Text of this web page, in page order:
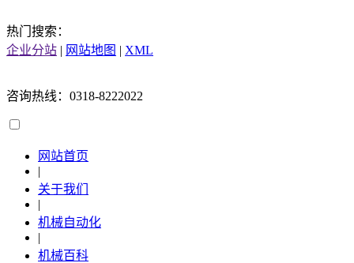
热门搜索：
企业分站 | 网站地图 | XML
咨询热线：0318-8222022
网站首页
|
关于我们
|
机械自动化
|
机械百科